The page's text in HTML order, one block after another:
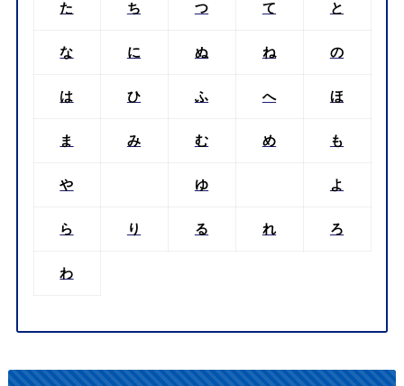
た ち つ て と
な に ぬ ね の
は ひ ふ へ ほ
ま み む め も
や ゆ よ
ら り る れ ろ
わ